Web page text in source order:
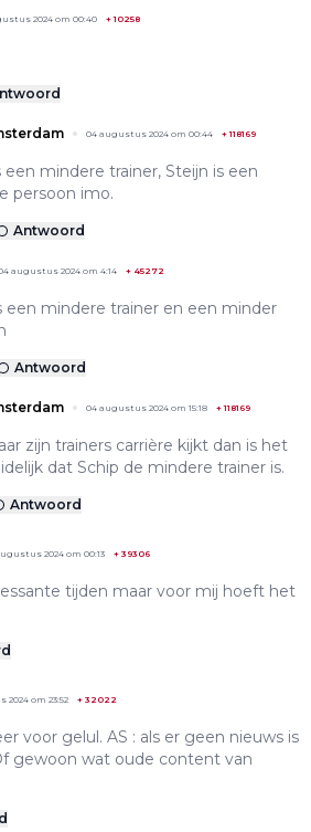
2024 om 00:40 +10258
04 augustus 2024 om 00:44 +118169
een mindere trainer, Steijn is een
persoon imo.
Antwoord
augustus 2024 om 4:14 + 45272
een mindere trainer en een minder
Antwoord
04 augustus 2024 om 15:18 +118169
zijn trainers carrière kijkt dan is het
dat Schip de mindere trainer is.
Antwoord
2024 om 00:13 + 39306
tijden maar voor mij hoeft het
2024 om 23:52 + 32022
voor gelul. AS : als er geen nieuws is
gewoon wat oude content van